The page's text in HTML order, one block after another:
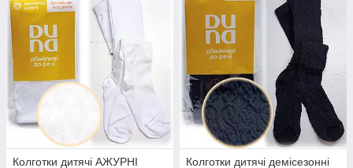
Колготки дитячі АЖУРНІ Колготки дитячі демісезонні